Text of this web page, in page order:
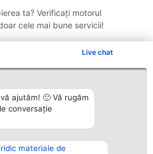
Live chat
ajutăm! 🙂 Vă rugăm
conversație
materiale de
ta? Verificați motorul
cele mai bune servicii!
Plebiscyt Contact